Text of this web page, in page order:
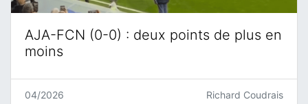
AJA-FCN (0-0) : deux points de plus en
moins
04/2026 Richard Coudrais